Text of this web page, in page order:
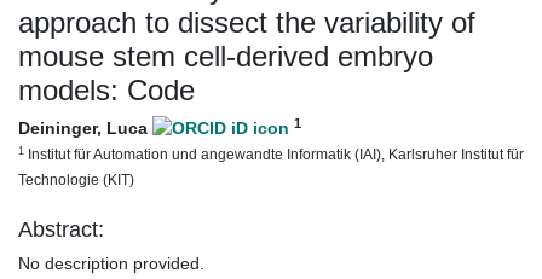
approach to dissect the variability of
mouse stem cell-derived embryo
models: Code
Deininger, Luca 1
1 Institut für Automation und angewandte Informatik (IAI), Karlsruher Institut für
Technologie (KIT)
Abstract:
No description provided.